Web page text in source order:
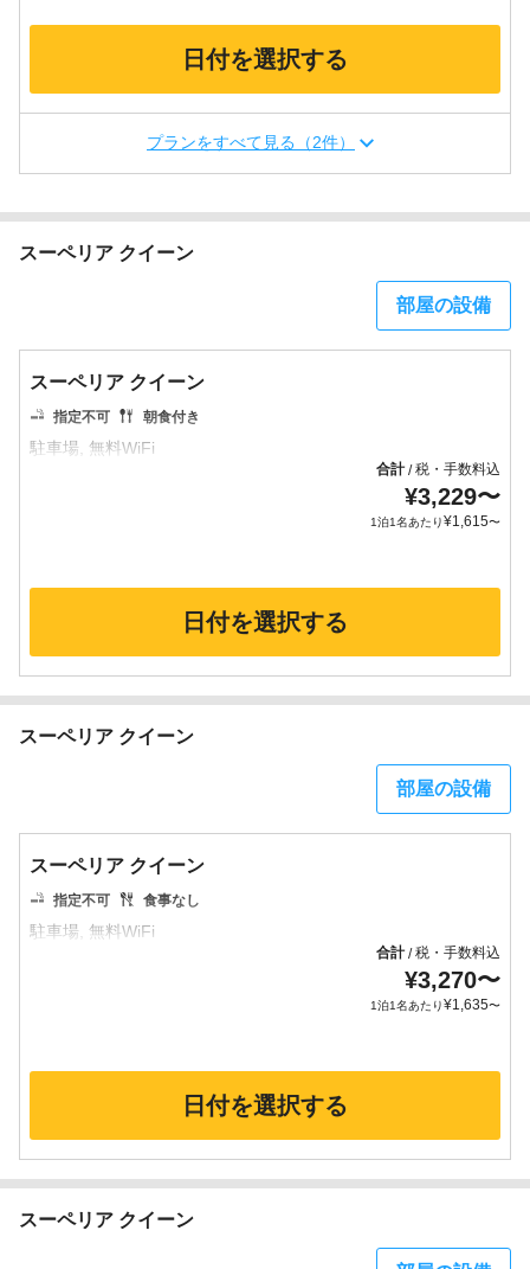
日付を選択する
プランをすべて見る（2件）
スーペリア クイーン
部屋の設備
スーペリア クイーン
指定不可 朝食付き
合計/税・手数料込
¥3,229〜
1泊1名あたり¥1,615〜
日付を選択する
スーペリア クイーン
部屋の設備
スーペリア クイーン
指定不可 食事なし
合計/税・手数料込
¥3,270〜
1泊1名あたり¥1,635〜
日付を選択する
スーペリア クイーン